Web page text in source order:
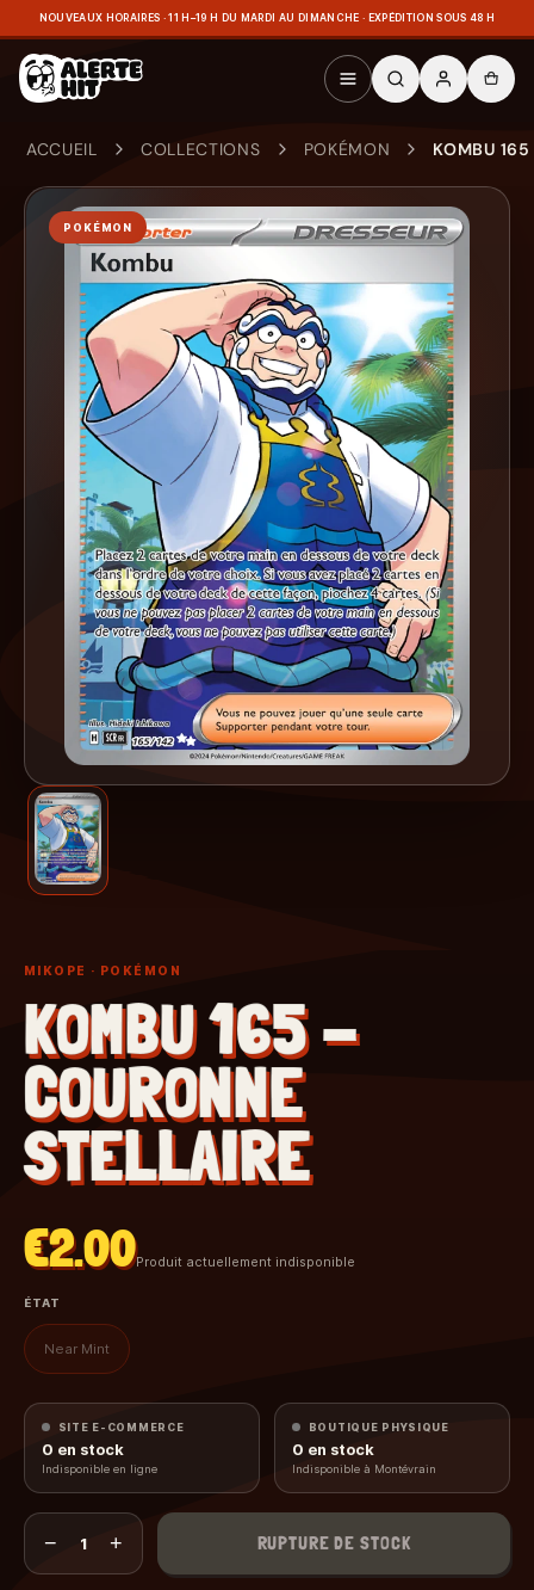
NOUVEAUX HORAIRES · 11 H–19 H DU MARDI AU DIMANCHE · EXPÉDITION SOUS 48 H
ACCUEIL COLLECTIONS POKÉMON KOMBU
POKÉMON
MIKOPE · POKÉMON
KOMBU 165 -
COURONNE
STELLAIRE
€2.00Produit actuellement indisponible
ÉTAT
Near Mint
SITE E-COMMERCE
0 en stock
Indisponible en ligne
BOUTIQUE PHYSIQUE
0 en stock
Indisponible à Montévrain
− 1 + RUPTURE DE STOCK